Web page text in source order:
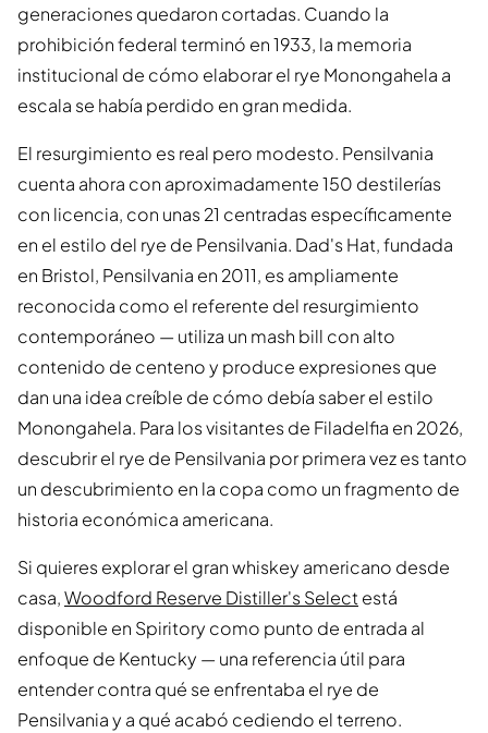
generaciones quedaron cortadas. Cuando la
prohibición federal terminó en 1933, la memoria
institucional de cómo elaborar el rye Monongahela a
escala se había perdido en gran medida.
El resurgimiento es real pero modesto. Pensilvania
cuenta ahora con aproximadamente 150 destilerías
con licencia, con unas 21 centradas específicamente
en el estilo del rye de Pensilvania. Dad's Hat, fundada
en Bristol, Pensilvania en 2011, es ampliamente
reconocida como el referente del resurgimiento
contemporáneo — utiliza un mash bill con alto
contenido de centeno y produce expresiones que
dan una idea creíble de cómo debía saber el estilo
Monongahela. Para los visitantes de Filadelfia en 2026,
descubrir el rye de Pensilvania por primera vez es tanto
un descubrimiento en la copa como un fragmento de
historia económica americana.
Si quieres explorar el gran whiskey americano desde
casa,Woodford Reserve Distiller's Select está
disponible en Spiritory como punto de entrada al
enfoque de Kentucky — una referencia útil para
entender contra qué se enfrentaba el rye de
Pensilvania y a qué acabó cediendo el terreno.